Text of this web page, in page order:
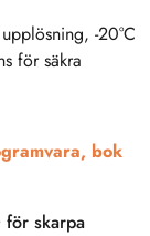
-20°C
för säkra
bok
skarpa